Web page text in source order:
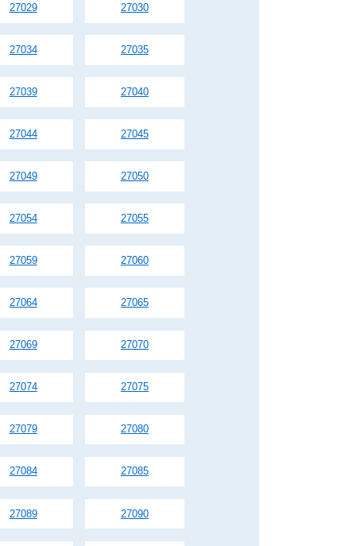
27029 27030
27034 27035
27039 27040
27044 27045
27049 27050
27054 27055
27059 27060
27064 27065
27069 27070
27074 27075
27079 27080
27084 27085
27089 27090